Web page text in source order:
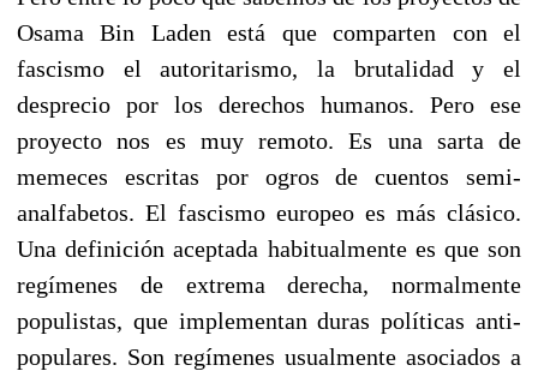
Osama Bin Laden está que comparten con el
fascismo el autoritarismo, la brutalidad y el
desprecio por los derechos humanos. Pero ese
proyecto nos es muy remoto. Es una sarta de
memeces escritas por ogros de cuentos semi-
analfabetos. El fascismo europeo es más clásico.
Una definición aceptada habitualmente es que son
regímenes de extrema derecha, normalmente
populistas, que implementan duras políticas anti-
populares. Son regímenes usualmente asociados a